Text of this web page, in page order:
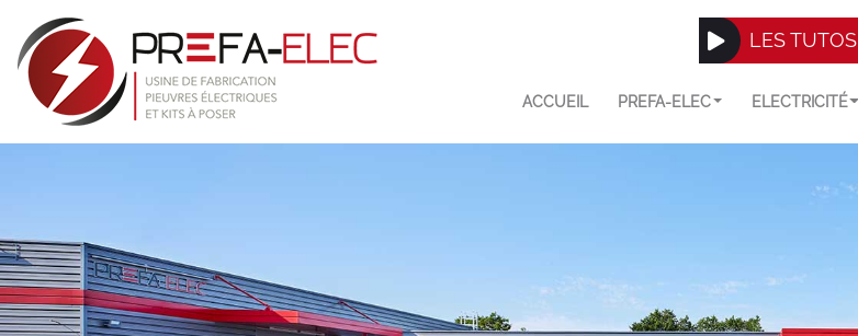
LES TUTOS
ACCUEIL PREFA-ELEC ELECTRICITÉ